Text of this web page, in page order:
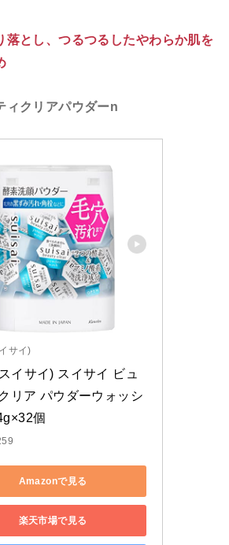
落とし、つるつるしたやわらか肌を
クリアパウダーn
サイ)
イサイ) スイサイ ビュ
リア パウダーウォッシ
個
Amazonで見る
楽天市場で見る